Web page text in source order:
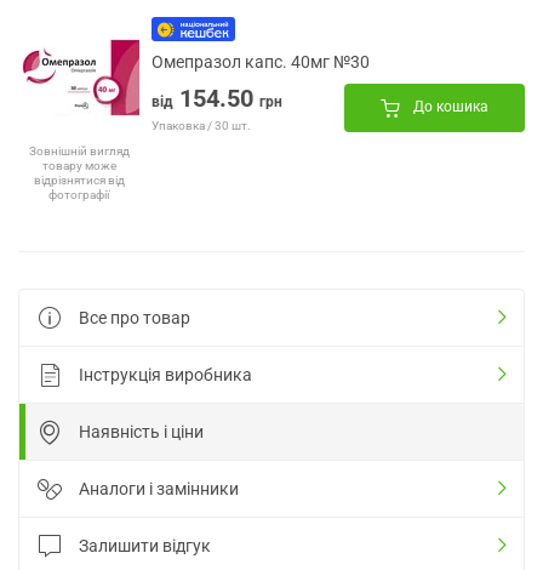
Зовнішній вигляд
товару може
відрізнятися від
фотографії
Омепразол капс. 40мг №30
від 154.50 грн
Упаковка / 30 шт.
До кошика
Все про товар
Інструкція виробника
Наявність і ціни
Аналоги і замінники
Залишити відгук